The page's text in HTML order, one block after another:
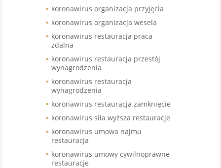
koronawirus organizacja przyjęcia
koronawirus organizacja wesela
koronawirus restauracja praca
zdalna
koronawirus restauracja przestój
wynagrodzenia
koronawirus restauracja
wynagrodzenia
koronawirus restauracja zamknięcie
koronawirus siła wyższa restauracje
koronawirus umowa najmu
restauracja
koronawirus umowy cywilnoprawne
restauracje